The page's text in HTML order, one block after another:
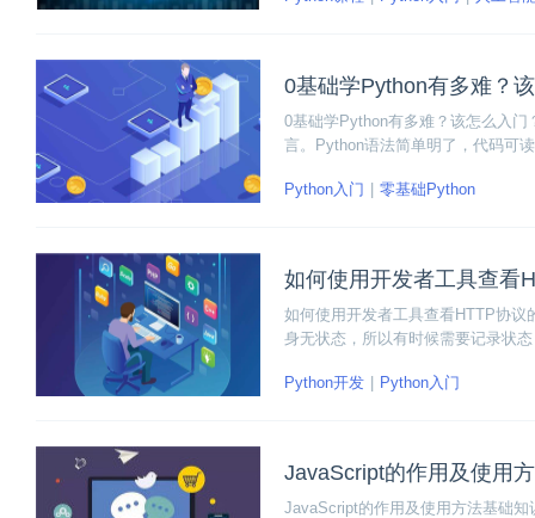
0基础学Python有多难？
0基础学Python有多难？该怎么入
言。Python语法简单明了，代码可
Python入门
零基础Python
如何使用开发者工具查看
如何使用开发者工具查看HTTP协
身无状态，所以有时候需要记录状
Python开发
Python入门
JavaScript的作用及使用
JavaScript的作用及使用方法基础